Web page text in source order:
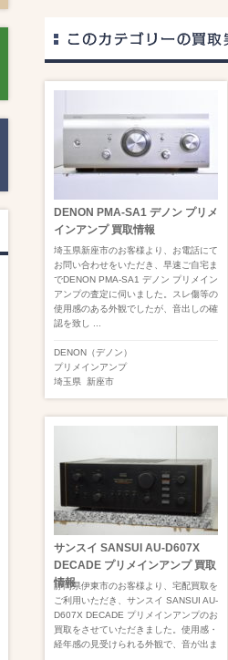
DENON PMA-SA1 デノン プリメ
インアンプ 買取情報
埼玉県新座市のお客様より、お電話にて
お問い合わせをいただき、早速ご自宅ま
でDENON PMA-SA1 デノン プリメイン
アンプの査定に伺いました。スレ傷等の
使用感のある外観でしたが、音出しの確
認を致し ...
DENON（デノン）
プリメインアンプ
埼玉県 新座市
サンスイ SANSUI AU-D607X
DECADE プリメインアンプ 買取
情報
静岡県伊東市のお客様より、宅配買取を
ご利用いただき、サンスイ SANSUI AU-
D607X DECADE プリメインアンプのお
買取をさせていただきました。使用感・
経年感の見受けられる外観で、音が出ま